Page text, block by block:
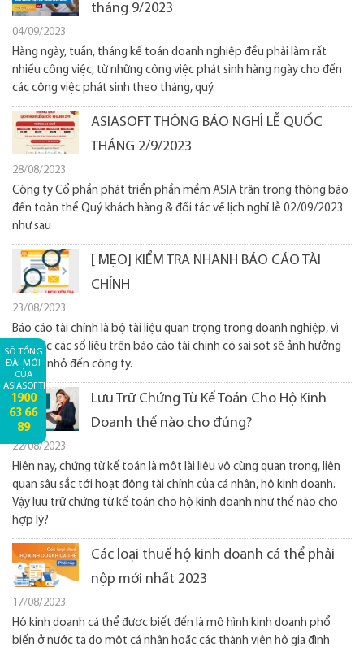
tháng 9/2023
04/09/2023
Hàng ngày, tuần, tháng kế toán doanh nghiệp đều phải làm rất
nhiều công việc, từ những công việc phát sinh hàng ngày cho đến
các công việc phát sinh theo tháng, quý.
ASIASOFT THÔNG BÁO NGHỈ LỄ QUỐC
THÁNG 2/9/2023
28/08/2023
Công ty Cổ phần phát triển phần mềm ASIA trân trọng thông báo
đến toàn thể Quý khách hàng & đối tác về lịch nghỉ lễ 02/09/2023
như sau
[ MẸO] KIỂM TRA NHANH BÁO CÁO TÀI
CHÍNH
23/08/2023
Báo cáo tài chính là bộ tài liệu quan trọng trong doanh nghiệp, vì
vậy việc các số liệu trên báo cáo tài chính có sai sót sẽ ảnh hưởng
không nhỏ đến công ty.
Lưu Trữ Chứng Từ Kế Toán Cho Hộ Kinh
Doanh thế nào cho đúng?
22/08/2023
Hiện nay, chứng từ kế toán là một lài liệu vô cùng quan trọng, liên
quan sâu sắc tới hoạt động tài chính của cá nhân, hộ kinh doanh.
Vậy lưu trữ chứng từ kế toán cho hộ kinh doanh như thế nào cho
hợp lý?
Các loại thuế hộ kinh doanh cá thể phải
nộp mới nhất 2023
17/08/2023
Hộ kinh doanh cá thể được biết đến là mô hình kinh doanh phổ
biến ở nước ta do một cá nhân hoặc các thành viên hộ gia đình
SỐ TỔNG
ĐÀI MỚI
CỦA
ASIASOFTHCM:
1900
63 66
89